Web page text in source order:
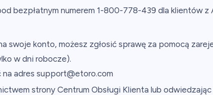
bezpłatnym numerem 1-800-778-439 dla klientów z
swoje konto, możesz zgłosić sprawę za pomocą
w dni robocze).
adres support@etoro.com
strony Centrum Obsługi Klienta lub